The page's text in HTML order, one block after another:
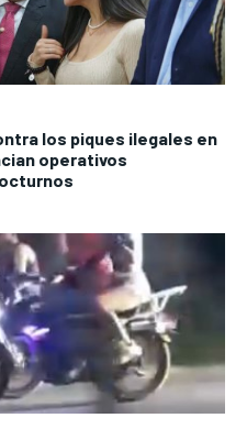
los piques ilegales en
operativos